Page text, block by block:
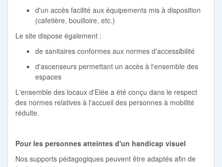
d'un accès facilité aux équipements mis à disposition
(cafetière, bouilloire, etc.)
Le site dispose également :
de sanitaires conformes aux normes d'accessibilité
d'ascenseurs permettant un accès à l'ensemble des
espaces
L'ensemble des locaux d'Elée a été conçu dans le respect
des normes relatives à l'accueil des personnes à mobilité
réduite.
Pour les personnes atteintes d'un handicap visuel
Nos supports pédagogiques peuvent être adaptés afin de